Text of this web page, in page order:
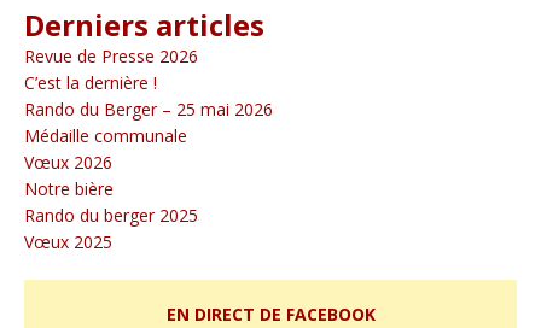
Derniers articles
Revue de Presse 2026
C’est la dernière !
Rando du Berger – 25 mai 2026
Médaille communale
Vœux 2026
Notre bière
Rando du berger 2025
Vœux 2025
EN DIRECT DE FACEBOOK